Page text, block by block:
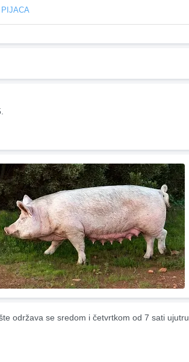
PIJACA
održava se sredom i četvrtkom od 7 sati ujutru.